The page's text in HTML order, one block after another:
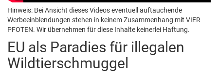
Hinweis: Bei Ansicht dieses Videos eventuell auftauchende
Werbeeinblendungen stehen in keinem Zusammenhang mit VIER
PFOTEN. Wir übernehmen für diese Inhalte keinerlei Haftung.
EU als Paradies für illegalen
Wildtierschmuggel